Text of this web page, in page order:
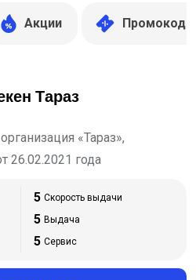
Акции Промокоды
Тараз
«Тараз»,
26.02.2021 года
5 Скорость выдачи
5 Выдача
5 Сервис